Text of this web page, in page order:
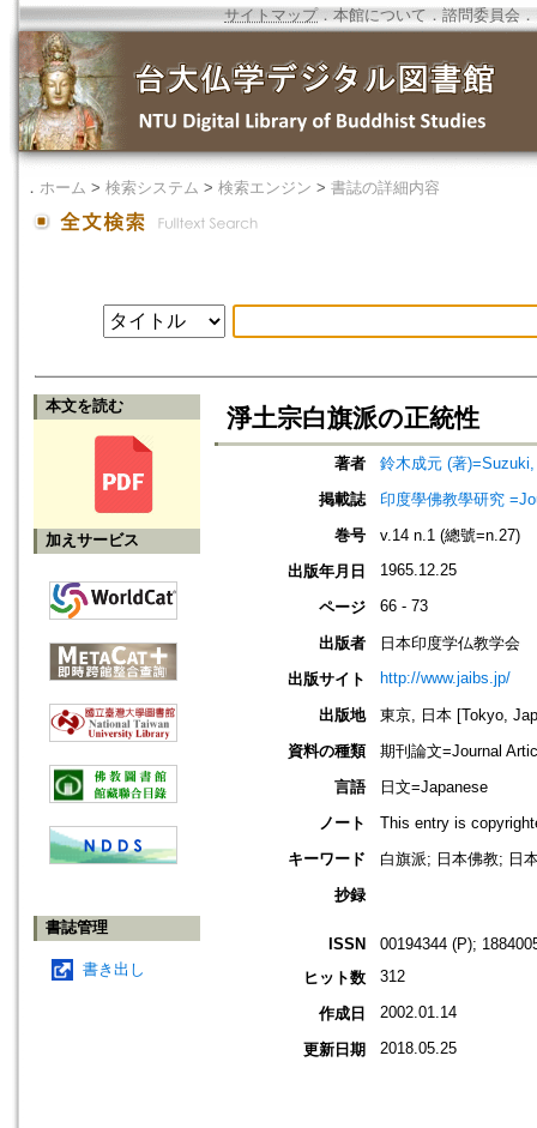
サイトマップ．本館について ． 諮問委員会 ．
． ホーム > 検索システム > 検索エンジン > 書誌の詳細内容
本文を読む
加えサービス
書誌管理
書き出し
淨土宗白旗派の正統性
著者
鈴木成元 (著
掲載誌
印度學佛教學研究
巻号
v.14 n.1 (總號=n.27)
出版年月日
1965.12.25
ページ 66 - 73
出版者
日本印度学仏教学会
出版サイト
http://www.jaibs.jp/
出版地
東京, 日本 [Tokyo,
資料の種類
期刊論文=Journal
言語
日文=Japanese
ノート
This entry is
キーワード
白旗派; 日本佛教; 日
抄録
ISSN
00194344 (P);
ヒット数
312
作成日 2002.01.14
更新日期 2018.05.25